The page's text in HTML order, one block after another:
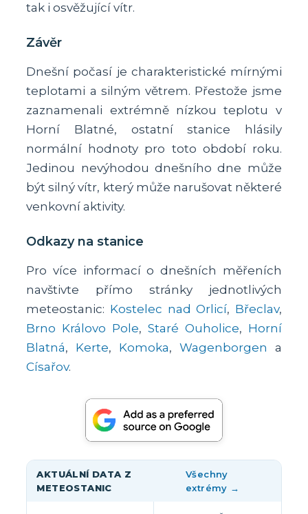
tak i osvěžující vítr.
Závěr
Dnešní počasí je charakteristické mírnými
teplotami a silným větrem. Přestože jsme
zaznamenali extrémně nízkou teplotu v
Horní Blatné, ostatní stanice hlásily
normální hodnoty pro toto období roku.
Jedinou nevýhodou dnešního dne může
být silný vítr, který může narušovat některé
venkovní aktivity.
Odkazy na stanice
Pro více informací o dnešních měřeních
navštivte přímo stránky jednotlivých
meteostanic: Kostelec nad Orlicí, Břeclav,
Brno Královo Pole, Staré Ouholice, Horní
Blatná, Kerte, Komoka, Wagenborgen a
Císařov.
AKTUÁLNÍ DATA Z
METEOSTANIC
Všechny
extrémy →